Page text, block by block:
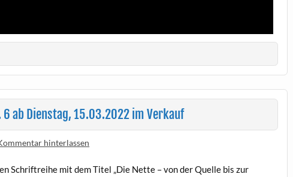
ab Dienstag, 15.03.2022 im Verkauf
hinterlassen
Schriftreihe mit dem Titel „Die Nette – von der Quelle bis zur